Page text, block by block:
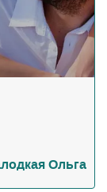
Ольга